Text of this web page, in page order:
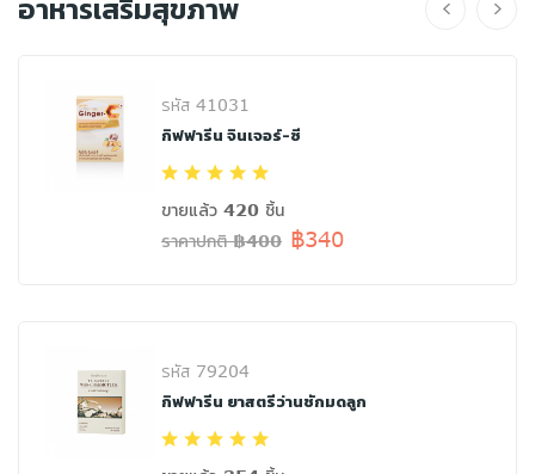
อาหารเสริมสุขภาพ
รหัส 41031
กิฟฟารีน จินเจอร์-ซี
ขายแล้ว 420 ชิ้น
ราคาปกติ ฿400 ฿340
รหัส 79204
กิฟฟารีน ยาสตรีว่านชักมดลูก